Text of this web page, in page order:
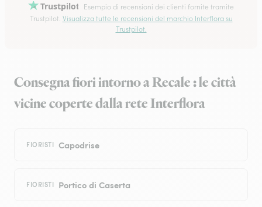
Trustpilot
Esempio di recensioni dei clienti fornite tramite
Trustpilot. Visualizza tutte le recensioni del marchio Interflora su
Trustpilot.
Consegna fiori intorno a Recale : le città
vicine coperte dalla rete Interflora
FIORISTI Capodrise
FIORISTI Portico di Caserta